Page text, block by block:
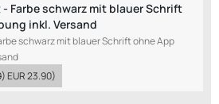
Farbe schwarz mit blauer Schrift
inkl. Versand
schwarz mit blauer Schrift ohne App
)EUR 23.90)